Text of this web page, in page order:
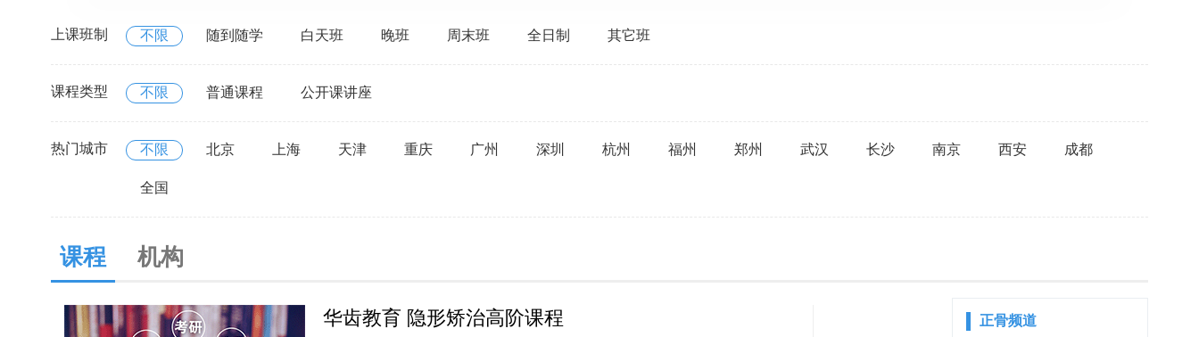
上课班制 不限 随到随学 白天班 晚班 周末班 全日制 其它班
课程类型 不限 普通课程 公开课讲座
热门城市 不限 北京 上海 天津 重庆 广州 深圳 杭州 福州 郑州 武汉 长沙 南京 西安 成都
全国
课程 机构
华齿教育 隐形矫治高阶课程 正骨频道